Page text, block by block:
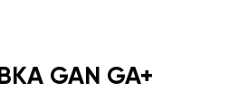
GAN GA+